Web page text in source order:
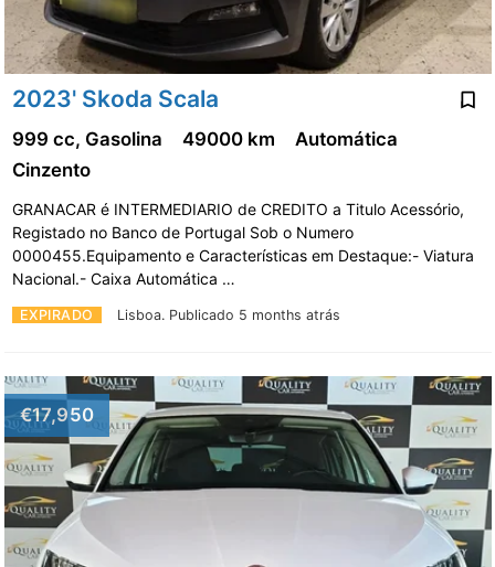
2023' Skoda Scala
EXPIRADO Lisboa. Publicado 5 months atrás
999 cc, Gasolina 49000 km
Automática
Cinzento
GRANACAR é INTERMEDIARIO de CREDITO a Titulo Acessório,
Registado no Banco de Portugal Sob o Numero
0000455.Equipamento e Características em Destaque:- Viatura
Nacional.- Caixa Automática …
€17,950